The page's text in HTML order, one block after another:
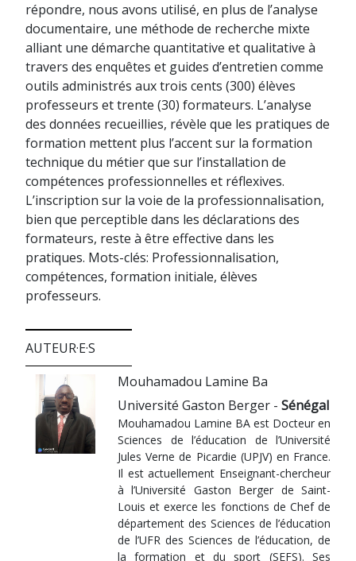
répondre, nous avons utilisé, en plus de l’analyse
documentaire, une méthode de recherche mixte
alliant une démarche quantitative et qualitative à
travers des enquêtes et guides d’entretien comme
outils administrés aux trois cents (300) élèves
professeurs et trente (30) formateurs. L’analyse
des données recueillies, révèle que les pratiques de
formation mettent plus l’accent sur la formation
technique du métier que sur l’installation de
compétences professionnelles et réflexives.
L’inscription sur la voie de la professionnalisation,
bien que perceptible dans les déclarations des
formateurs, reste à être effective dans les
pratiques. Mots-clés: Professionnalisation,
compétences, formation initiale, élèves
professeurs.
AUTEUR·E·S
Mouhamadou Lamine Ba
Université Gaston Berger - Sénégal
Mouhamadou Lamine BA est Docteur en
Sciences de l’éducation de l’Université
Jules Verne de Picardie (UPJV) en France.
Il est actuellement Enseignant-chercheur
à l’Université Gaston Berger de Saint-
Louis et exerce les fonctions de Chef de
département des Sciences de l’éducation
de l’UFR des Sciences de l’éducation, de
la formation et du sport (SEFS). Ses